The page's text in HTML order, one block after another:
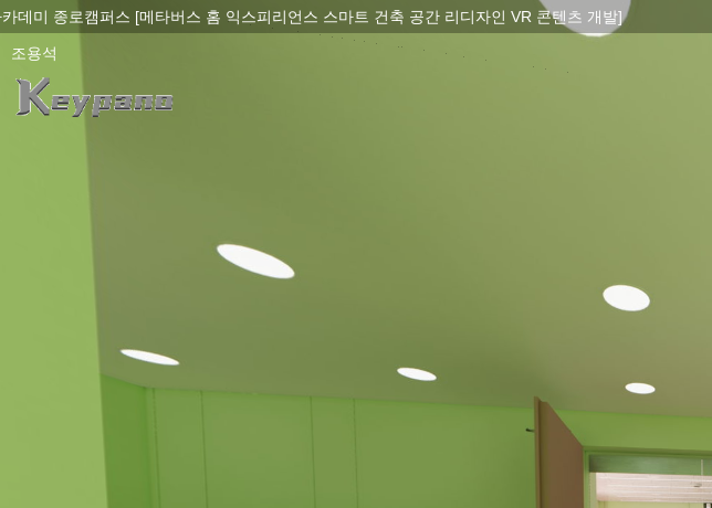
Exit VR
VR Setup
0:00 / 0:00
加载中...
loading 33%
조용석
버스 홈 익스피리언스 스마트 건축 공간 리디자인 VR 콘텐츠 개발]